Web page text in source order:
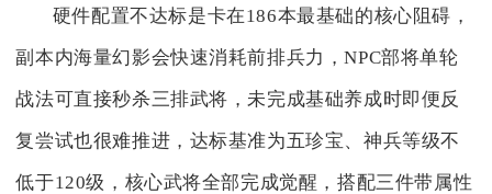
硬件配置不达标是卡在186本最基础的核心阻碍，
副本内海量幻影会快速消耗前排兵力，NPC部将单轮
战法可直接秒杀三排武将，未完成基础养成时即便反
复尝试也很难推进，达标基准为五珍宝、神兵等级不
低于120级，核心武将全部完成觉醒，搭配三件带属性